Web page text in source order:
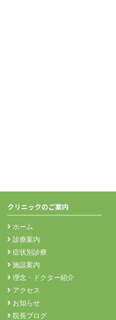
クリニックのご案内
ホーム
診療案内
症状別診療
施設案内
理念・ドクター紹介
アクセス
お知らせ
院長ブログ